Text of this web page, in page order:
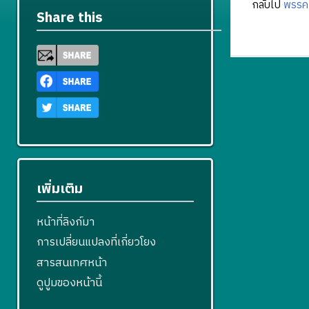
กลับไป พรร
Share this
เพิ่มเติม
หน้าที่ลิงก์มา
การเปลี่ยนแปลงที่เกี่ยวโยง
สารสนเทศหน้า
ดูปูมของหน้านี้